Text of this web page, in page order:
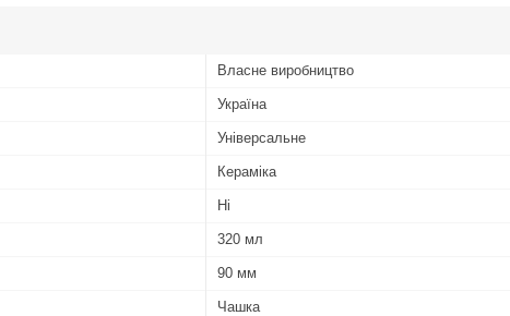
Власне виробництво
Україна
Універсальне
Кераміка
Ні
320 мл
90 мм
Чашка